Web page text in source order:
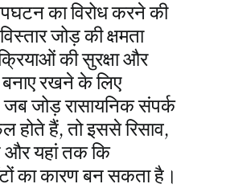
का विरोध करने की
जोड़ की क्षमता
की सुरक्षा और
रखने के लिए
जोड़ रासायनिक संपर्क
होते हैं, तो इससे रिसाव,
और यहां तक कि
का कारण बन सकता है।